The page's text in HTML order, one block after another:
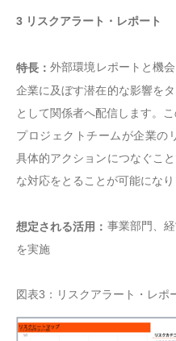
3 リスクアラート・レポート
特長：外部環境レポートと機
企業に及ぼす潜在的な影響を
として関係者へ配信します。
プロジェクトチームが企業の
具体的アクションにつなぐこ
な対応をとることが可能になり
想定される活用： 事業部門、
を実施
図表3：リスクアラート・レポ